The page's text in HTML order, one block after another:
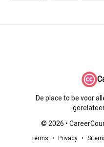
De place to be voor
© 2026 •
Terms • Privacy •